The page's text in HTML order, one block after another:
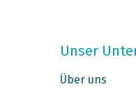
Unser
Über uns